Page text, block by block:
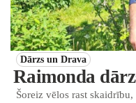
Dārzs un Drava
Raimonda
Šoreiz vēlos rast